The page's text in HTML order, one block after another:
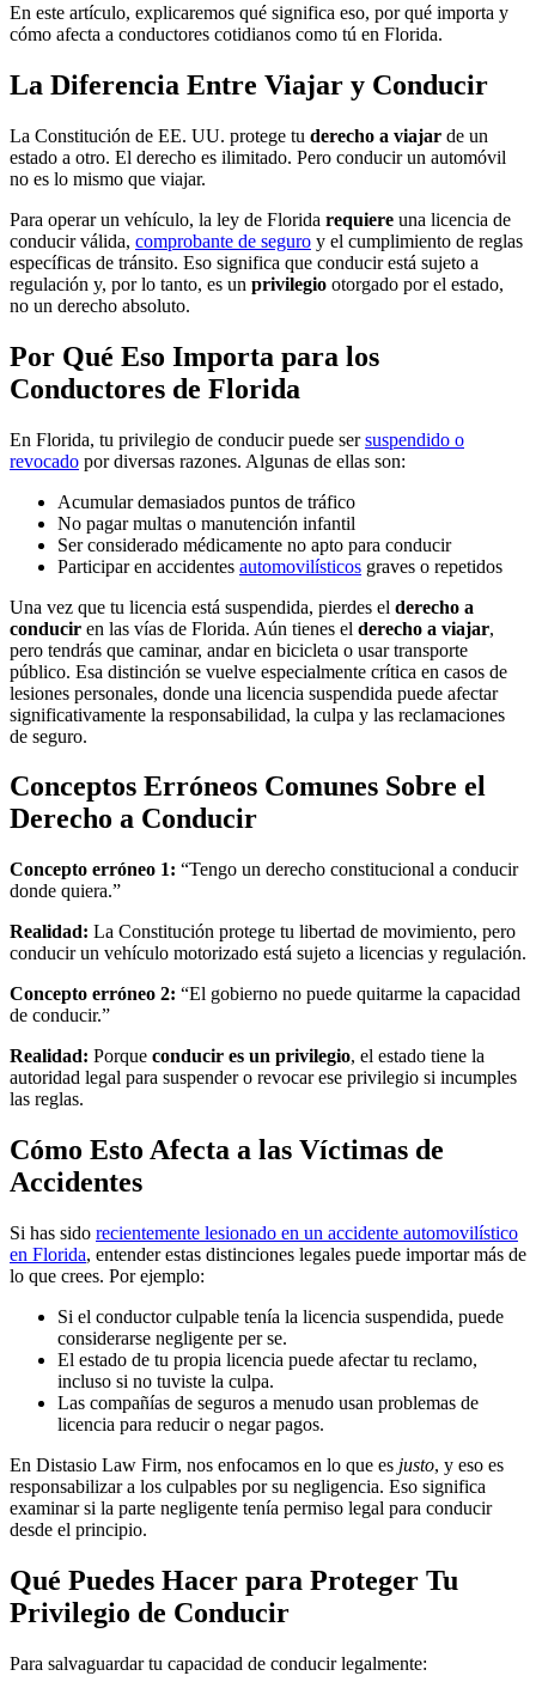
En este artículo, explicaremos qué significa eso, por qué importa y
cómo afecta a conductores cotidianos como tú en Florida.
La Diferencia Entre Viajar y Conducir
La Constitución de EE. UU. protege tu derecho a viajar de un
estado a otro. El derecho es ilimitado. Pero conducir un automóvil
no es lo mismo que viajar.
Para operar un vehículo, la ley de Florida requiere una licencia de
conducir válida, comprobante de seguro y el cumplimiento de reglas
específicas de tránsito. Eso significa que conducir está sujeto a
regulación y, por lo tanto, es un privilegio otorgado por el estado,
no un derecho absoluto.
Por Qué Eso Importa para los
Conductores de Florida
En Florida, tu privilegio de conducir puede sersuspendido o
revocado por diversas razones. Algunas de ellas son:
Acumular demasiados puntos de tráfico
No pagar multas o manutención infantil
Ser considerado médicamente no apto para conducir
Participar en accidentes automovilísticos graves o repetidos
Una vez que tu licencia está suspendida, pierdes el derecho a
conducir en las vías de Florida. Aún tienes el derecho a viajar,
pero tendrás que caminar, andar en bicicleta o usar transporte
público. Esa distinción se vuelve especialmente crítica en casos de
lesiones personales, donde una licencia suspendida puede afectar
significativamente la responsabilidad, la culpa y las reclamaciones
de seguro.
Conceptos Erróneos Comunes Sobre el
Derecho a Conducir
Concepto erróneo 1: “Tengo un derecho constitucional a conducir
donde quiera.”
Realidad: La Constitución protege tu libertad de movimiento, pero
conducir un vehículo motorizado está sujeto a licencias y regulación.
Concepto erróneo 2: “El gobierno no puede quitarme la capacidad
de conducir.”
Realidad: Porque conducir es un privilegio, el estado tiene la
autoridad legal para suspender o revocar ese privilegio si incumples
las reglas.
Cómo Esto Afecta a las Víctimas de
Accidentes
Si has sido recientemente lesionado en un accidente automovilístico
en Florida, entender estas distinciones legales puede importar más de
lo que crees. Por ejemplo:
Si el conductor culpable tenía la licencia suspendida, puede
considerarse negligente per se.
El estado de tu propia licencia puede afectar tu reclamo,
incluso si no tuviste la culpa.
Las compañías de seguros a menudo usan problemas de
licencia para reducir o negar pagos.
En Distasio Law Firm, nos enfocamos en lo que es justo, y eso es
responsabilizar a los culpables por su negligencia. Eso significa
examinar si la parte negligente tenía permiso legal para conducir
desde el principio.
Qué Puedes Hacer para Proteger Tu
Privilegio de Conducir
Para salvaguardar tu capacidad de conducir legalmente: